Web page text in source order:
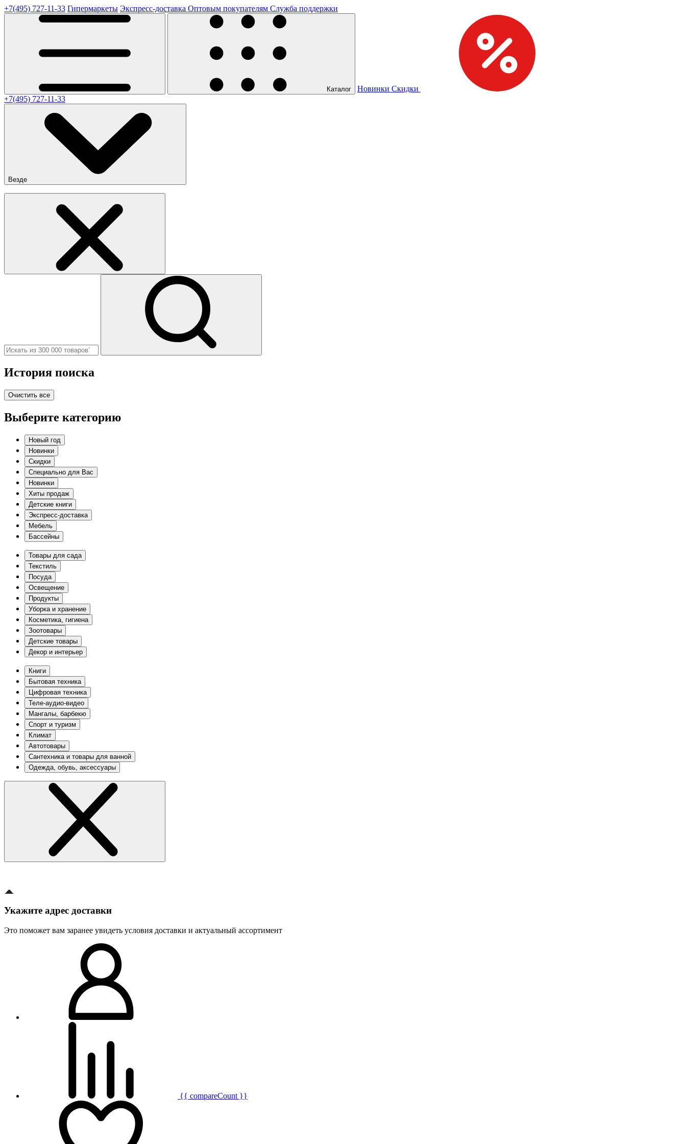
+7(495) 727-11-33 Гипермаркеты Экспресс-доставка Оптовым покупателям Служба поддержки
Каталог Новинки Скидки
+7(495) 727-11-33
Везде
История поиска
Очистить все
Выберите категорию
Новый год
Новинки
Скидки
Специально для Вас
Новинки
Хиты продаж
Детские книги
Экспресс-доставка
Мебель
Бассейны
Товары для сада
Текстиль
Посуда
Освещение
Продукты
Уборка и хранение
Косметика, гигиена
Зоотовары
Детские товары
Декор и интерьер
Книги
Бытовая техника
Цифровая техника
Теле-аудио-видео
Мангалы, барбекю
Спорт и туризм
Климат
Автотовары
Сантехника и товары для ванной
Одежда, обувь, аксессуары
Укажите адрес доставки
Это поможет вам заранее увидеть условия доставки и актуальный ассортимент
{{ compareCount }}